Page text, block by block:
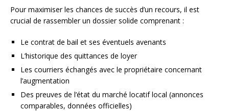
Pour maximiser les chances de succès d’un recours, il est
crucial de rassembler un dossier solide comprenant :
Le contrat de bail et ses éventuels avenants
L’historique des quittances de loyer
Les courriers échangés avec le propriétaire concernant
l’augmentation
Des preuves de l’état du marché locatif local (annonces
comparables, données officielles)